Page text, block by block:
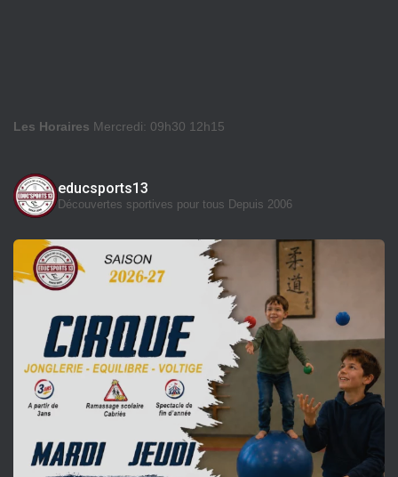
Les Horaires Mercredi: 09h30 12h15
educsports13
Découvertes sportives pour tous Depuis 2006